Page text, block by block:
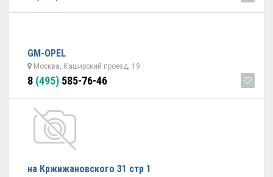
GM-OPEL
Москва, Каширский проезд, 19
8 (495) 585-76-46
на Кржижановского 31 стр 1